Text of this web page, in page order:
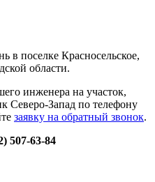
в поселке Красносельское,
области.
инженера на участок,
Северо-Запад по телефону
заявку на обратный звонок.
507-63-84